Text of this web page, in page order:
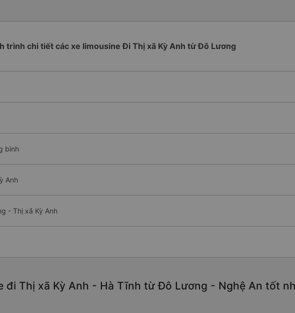
trình chi tiết các xe limousine Đi Thị xã Kỳ Anh từ Đô Lương
bình
Anh
- Thị xã Kỳ Anh
đi Thị xã Kỳ Anh - Hà Tĩnh từ Đô Lương - Nghệ An tốt